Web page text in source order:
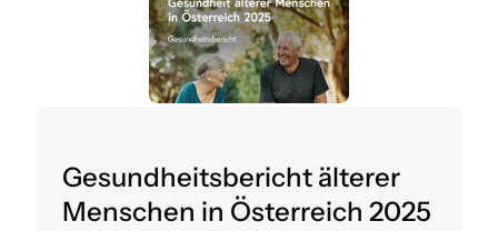
Gesundheitsbericht älterer
Menschen in Österreich 2025